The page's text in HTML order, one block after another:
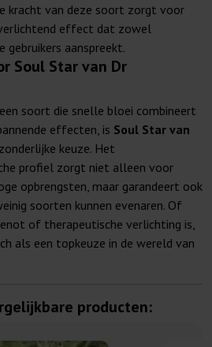
kracht van deze soort zorgt voor
effect dat zowel
gebruikers aanspreekt.
Soul Star van Dr
soort die snelle bloei combineert
effecten, is Soul Star van
keuze. Het
profiel zorgt niet alleen voor
opbrengsten, maar garandeert ook
soorten kunnen evenaren. Of
of therapeutische verlichting is,
als een topkeuze in de wereld van
producten: